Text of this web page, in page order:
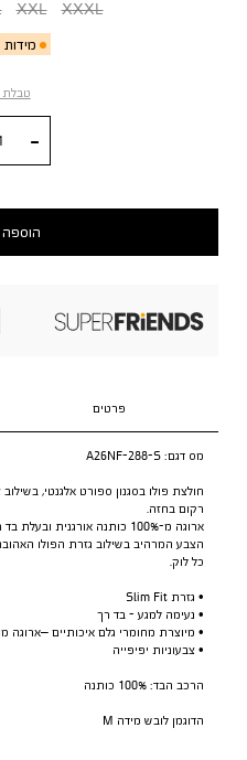
XXL XXXL
טבלת
פרטים
מס דגם: A26NF-288-S
רקום בחזה.
ארוגה מ-100% כותנה אורגנית ובעלת בד רך ונעים למגע.
הצבע המרהיב בשילוב גזרת הפולו
כל לוק.
• גזרת Slim Fit
• נעימה למגע - בד רך
• מיוצרת מחומרי גלם איכותיים –ארוגה
• צבעוניות יפיפייה
הרכב הבד: 100% כותנה
הדוגמן לובש מידה M